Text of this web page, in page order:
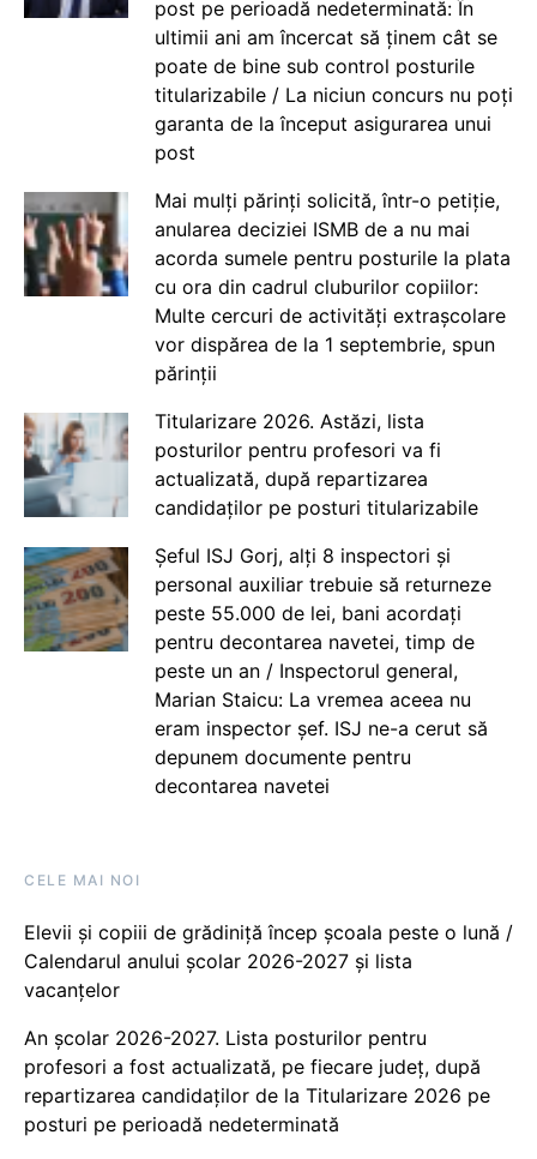
post pe perioadă nedeterminată: În
ultimii ani am încercat să ținem cât se
poate de bine sub control posturile
titularizabile / La niciun concurs nu poți
garanta de la început asigurarea unui
post
Mai mulți părinți solicită, într-o petiție,
anularea deciziei ISMB de a nu mai
acorda sumele pentru posturile la plata
cu ora din cadrul cluburilor copiilor:
Multe cercuri de activități extrașcolare
vor dispărea de la 1 septembrie, spun
părinții
Titularizare 2026. Astăzi, lista
posturilor pentru profesori va fi
actualizată, după repartizarea
candidaților pe posturi titularizabile
Șeful ISJ Gorj, alți 8 inspectori și
personal auxiliar trebuie să returneze
peste 55.000 de lei, bani acordați
pentru decontarea navetei, timp de
peste un an / Inspectorul general,
Marian Staicu: La vremea aceea nu
eram inspector șef. ISJ ne-a cerut să
depunem documente pentru
decontarea navetei
CELE MAI NOI
Elevii și copiii de grădiniță încep școala peste o lună /
Calendarul anului școlar 2026-2027 și lista
vacanțelor
An școlar 2026-2027. Lista posturilor pentru
profesori a fost actualizată, pe fiecare județ, după
repartizarea candidaților de la Titularizare 2026 pe
posturi pe perioadă nedeterminată